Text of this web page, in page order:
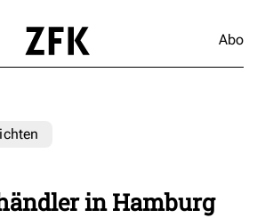
Abo
in Hamburg